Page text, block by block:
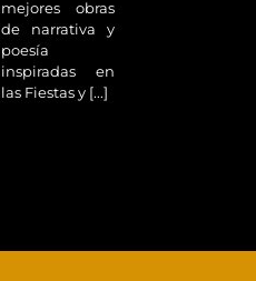
mejores obras
de narrativa y
poesía
inspiradas en
las Fiestas y [...]